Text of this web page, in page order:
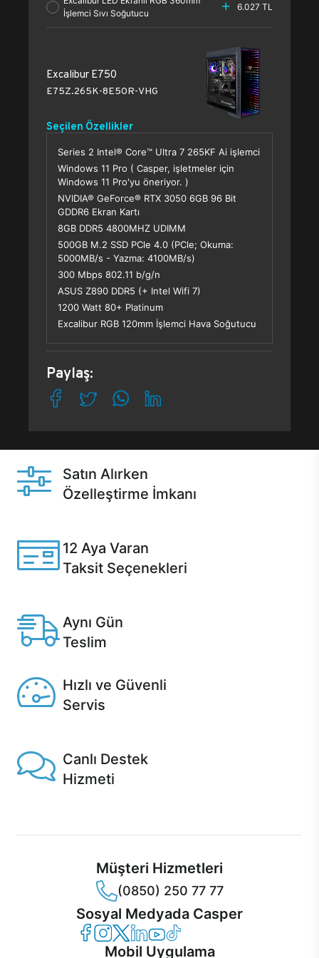
İşlemci Sıvı Soğutucu
6.027 TL
Excalibur E750
E75Z.265K-8E50R-VHG
Seçilen Özellikler
Series 2 Intel® Core™ Ultra 7 265KF Ai işlemci
Windows 11 Pro ( Casper, işletmeler için
Windows 11 Pro'yu öneriyor. )
NVIDIA® GeForce® RTX 3050 6GB 96 Bit
GDDR6 Ekran Kartı
8GB DDR5 4800MHZ UDIMM
500GB M.2 SSD PCle 4.0 (PCle; Okuma:
5000MB/s - Yazma: 4100MB/s)
300 Mbps 802.11 b/g/n
ASUS Z890 DDR5 (+ Intel Wifi 7)
1200 Watt 80+ Platinum
Excalibur RGB 120mm İşlemci Hava Soğutucu
Paylaş:
Satın Alırken
Özelleştirme İmkanı
12 Aya Varan
Taksit Seçenekleri
Aynı Gün
Teslim
Hızlı ve Güvenli
Servis
Canlı Destek
Hizmeti
Müşteri Hizmetleri
(0850) 250 77 77
Sosyal Medyada Casper
Casper Facebook
Casper Instagram
Casper Twitter
Casper LinkedIn
Casper YouTube
Casper TikTok
Mobil Uygulama